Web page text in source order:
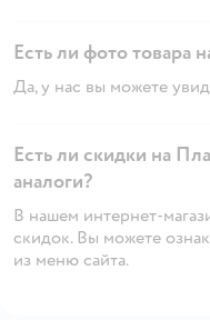
Есть ли фото товара
Да, у нас вы можете
Есть ли скидки на
аналоги?
В нашем интернет-
скидок. Вы можете
из меню сайта.